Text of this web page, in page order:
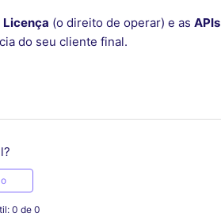
Licença (o direito de operar) e asAPIs
do seu cliente final.
0 de 0